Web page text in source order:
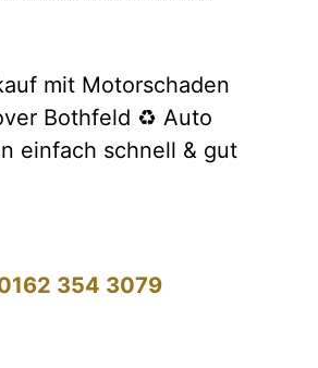
mit Motorschaden
Bothfeld ♻️ Auto
einfach schnell & gut
354 3079